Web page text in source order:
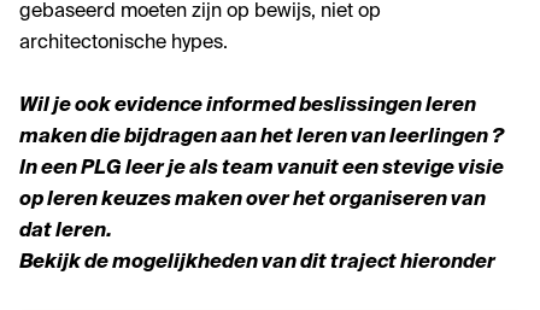
gebaseerd moeten zijn op bewijs, niet op
architectonische hypes.
Wil je ook evidence informed beslissingen leren
maken die bijdragen aan het leren van leerlingen ?
In een PLG leer je als team vanuit een stevige visie
op leren keuzes maken over het organiseren van
dat leren.
Bekijk de mogelijkheden van dit traject hieronder